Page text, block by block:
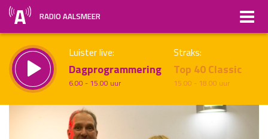
RADIO AALSMEER
Luister live:
Dagprogrammering
6.00 - 15.00 uur
Straks:
Top 40 Classic
15.00 - 18.00 uur